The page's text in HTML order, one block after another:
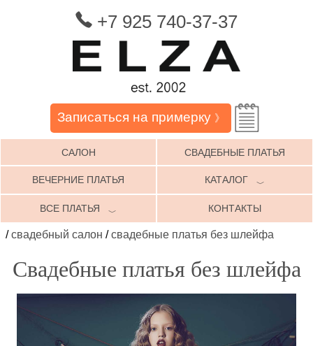
+7 925 740-37-37
Записаться на примерку 》
САЛОН СВАДЕБНЫЕ ПЛАТЬЯ
ВЕЧЕРНИЕ ПЛАТЬЯ КАТАЛОГ ﹀
ВСЕ ПЛАТЬЯ ﹀ КОНТАКТЫ
/свадебный салон /свадебные платья без шлейфа
Свадебные платья без шлейфа